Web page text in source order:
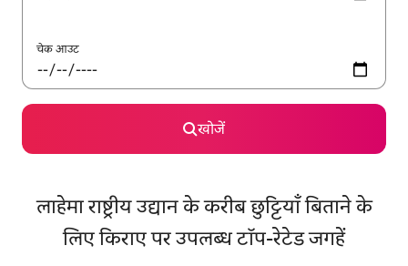
चेक आउट
खोजें
लाहेमा राष्ट्रीय उद्यान के करीब छुट्टियाँ बिताने के
लिए किराए पर उपलब्ध टॉप-रेटेड जगहें